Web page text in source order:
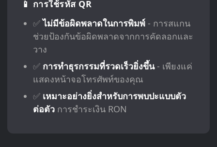
📱 การใช้รหัส QR
✅ไม่มีข้อผิดพลาดในการพิมพ์- การสแกน
ช่วยป้องกันข้อผิดพลาดจากการคัดลอกและ
วาง
✅ การทำธุรกรรมที่รวดเร็วยิ่งขึ้น- เพียงแค่
แสดงหน้าจอโทรศัพท์ของคุณ
✅ เหมาะอย่างยิ่งสำหรับการพบปะแบบตัว
ต่อตัวการชำระเงิน RON